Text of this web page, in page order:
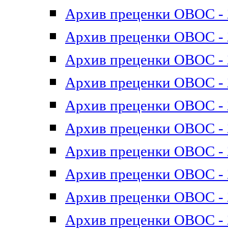
Архив преценки ОВОС -
Архив преценки ОВОС -
Архив преценки ОВОС -
Архив преценки ОВОС -
Архив преценки ОВОС -
Архив преценки ОВОС -
Архив преценки ОВОС -
Архив преценки ОВОС -
Архив преценки ОВОС -
Архив преценки ОВОС -